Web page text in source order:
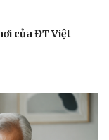
của ĐT Việt